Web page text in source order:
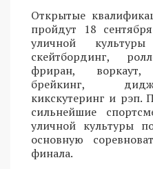
Открытые
пройдут 18
уличной
скейтбординг,
фриран,
брейкинг,
кикскутеринг и рэп.
сильнейшие
уличной культуры
основную
финала.